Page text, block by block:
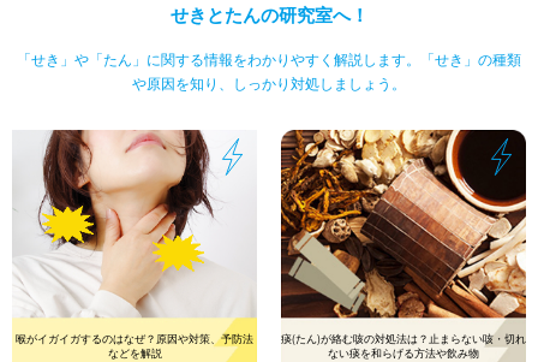
せきとたんの研究室へ！
「せき」や「たん」に関する情報をわかりやすく解説します。
「せき」の種類
や原因を知り、しっかり対処しましょう。
喉がイガイガするのはなぜ？原因や対策、予防法
などを解説
痰(たん)が絡む咳の対処法は？止まらない咳・切れ
ない痰を和らげる方法や飲み物